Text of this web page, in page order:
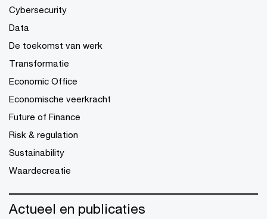
Cybersecurity
Data
De toekomst van werk
Transformatie
Economic Office
Economische veerkracht
Future of Finance
Risk & regulation
Sustainability
Waardecreatie
Actueel en publicaties